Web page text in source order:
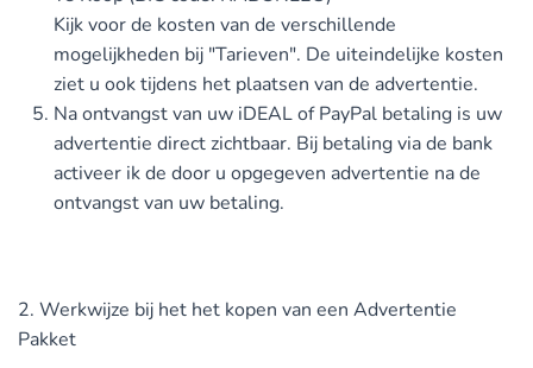
Kijk voor de kosten van de verschillende
mogelijkheden bij "Tarieven". De uiteindelijke kosten
ziet u ook tijdens het plaatsen van de advertentie.
Na ontvangst van uw iDEAL of PayPal betaling is uw
advertentie direct zichtbaar. Bij betaling via de bank
activeer ik de door u opgegeven advertentie na de
ontvangst van uw betaling.
2. Werkwijze bij het het kopen van een Advertentie
Pakket